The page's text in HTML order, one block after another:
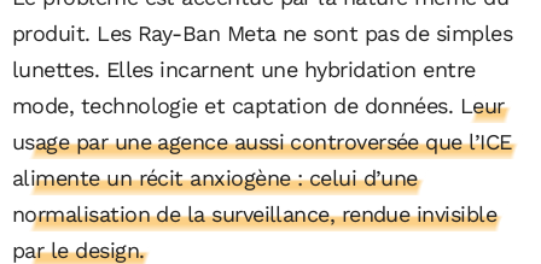
produit. Les Ray-Ban Meta ne sont pas de simples
lunettes. Elles incarnent une hybridation entre
mode, technologie et captation de données. Leur
usage par une agence aussi controversée que l’ICE
alimente un récit anxiogène : celui d’une
normalisation de la surveillance, rendue invisible
par le design.